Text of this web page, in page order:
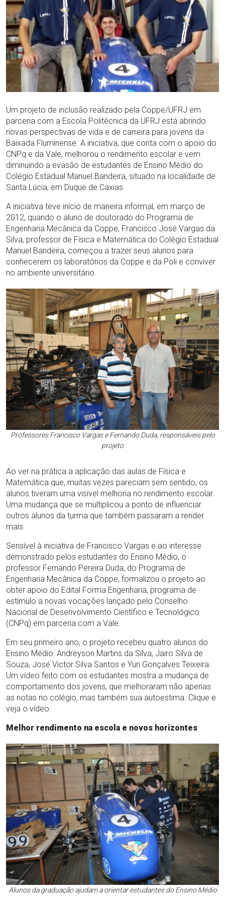
Um projeto de inclusão realizado pela Coppe/UFRJ em
parceria com a Escola Politécnica da UFRJ está abrindo
novas perspectivas de vida e de carreira para jovens da
Baixada Fluminense. A iniciativa, que conta com o apoio do
CNPq e da Vale, melhorou o rendimento escolar e vem
diminuindo a evasão de estudantes de Ensino Médio do
Colégio Estadual Manuel Bandeira, situado na localidade de
Santa Lúcia, em Duque de Caxias.
A iniciativa teve início de maneira informal, em março de
2012, quando o aluno de doutorado do Programa de
Engenharia Mecânica da Coppe, Francisco José Vargas da
Silva, professor de Física e Matemática do Colégio Estadual
Manuel Bandeira, começou a trazer seus alunos para
conhecerem os laboratórios da Coppe e da Poli e conviver
no ambiente universitário.
Professores Francisco Vargas e Fernando Duda, responsáveis pelo
projeto
Ao ver na prática a aplicação das aulas de Física e
Matemática que, muitas vezes pareciam sem sentido, os
alunos tiveram uma visível melhoria no rendimento escolar.
Uma mudança que se multiplicou a ponto de influenciar
outros alunos da turma que também passaram a render
mais.
Sensível à iniciativa de Francisco Vargas e ao interesse
demonstrado pelos estudantes do Ensino Médio, o
professor Fernando Pereira Duda, do Programa de
Engenharia Mecânica da Coppe, formalizou o projeto ao
obter apoio do Edital Forma Engenharia, programa de
estímulo a novas vocações lançado pelo Conselho
Nacional de Desenvolvimento Científico e Tecnológico
(CNPq) em parceria com a Vale.
Em seu primeiro ano, o projeto recebeu quatro alunos do
Ensino Médio: Andreyson Martins da Silva, Jairo Silva de
Souza, José Victor Silva Santos e Yuri Gonçalves Teixeira.
Um vídeo feito com os estudantes mostra a mudança de
comportamento dos jovens, que melhoraram não apenas
as notas no colégio, mas também sua autoestima. Clique e
veja o vídeo.
Melhor rendimento na escola e novos horizontes
Alunos da graduação ajudam a orientar estudantes do Ensino Médio